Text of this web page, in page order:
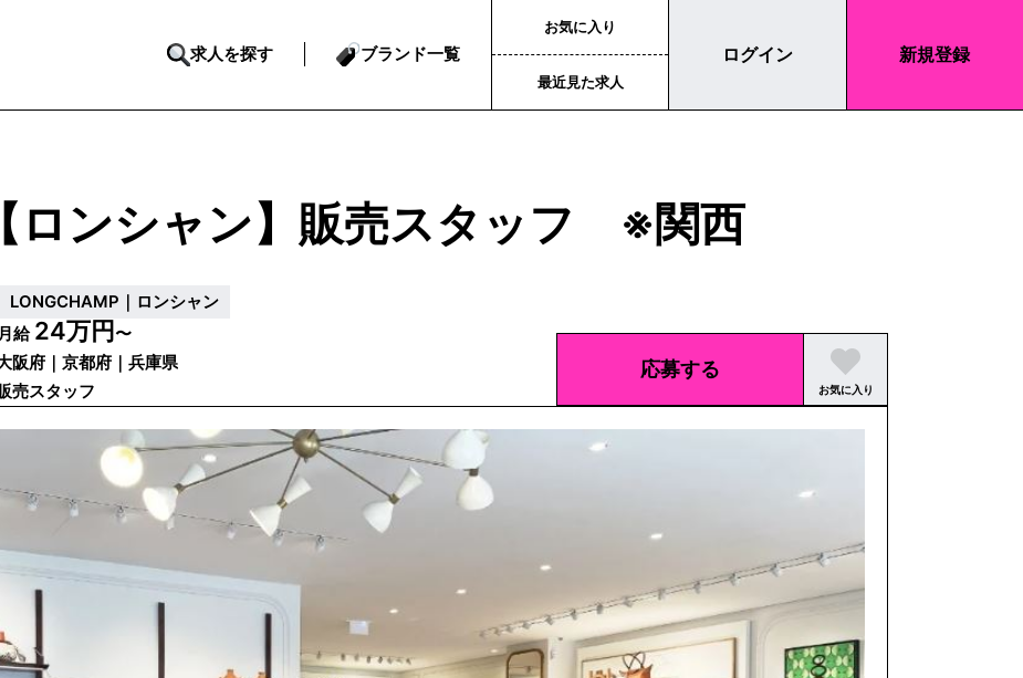
求人を探す ブランド一覧
お気に入り
最近見た求人
ログイン 新規登録
【ロンシャン】販売スタッフ ※関西
LONGCHAMP｜ロンシャン
月給 24万円〜
阪府｜京都府｜兵庫県
売スタッフ
応募する
お気に入り